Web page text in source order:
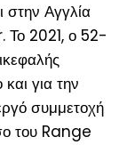
στην Αγγλία
Το 2021, ο 52-
για την
συμμετοχή
του Range